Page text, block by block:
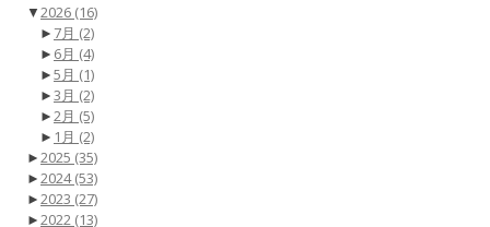
▼2026 (16)
► 7月 (2)
► 6月 (4)
►5月 (1)
►3月 (2)
►2月 (5)
► 1月 (2)
►2025 (35)
►2024(53)
►2023 (27)
►2022 (13)